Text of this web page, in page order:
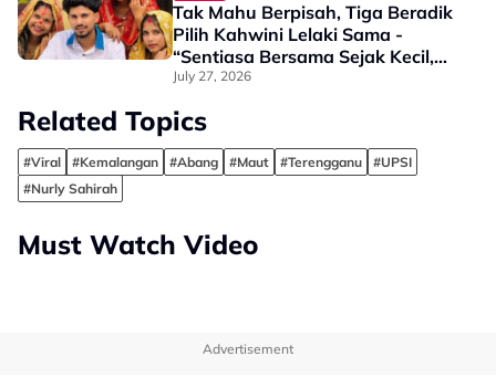
Tak Mahu Berpisah, Tiga Beradik
Pilih Kahwini Lelaki Sama -
“Sentiasa Bersama Sejak Kecil,
Tak Dapat Bayangkan Hidup
July 27, 2026
Related Topics
#Viral #Kemalangan #Abang #Maut #Terengganu
#UPSI
#Nurly Sahirah
Must Watch Video
Advertisement